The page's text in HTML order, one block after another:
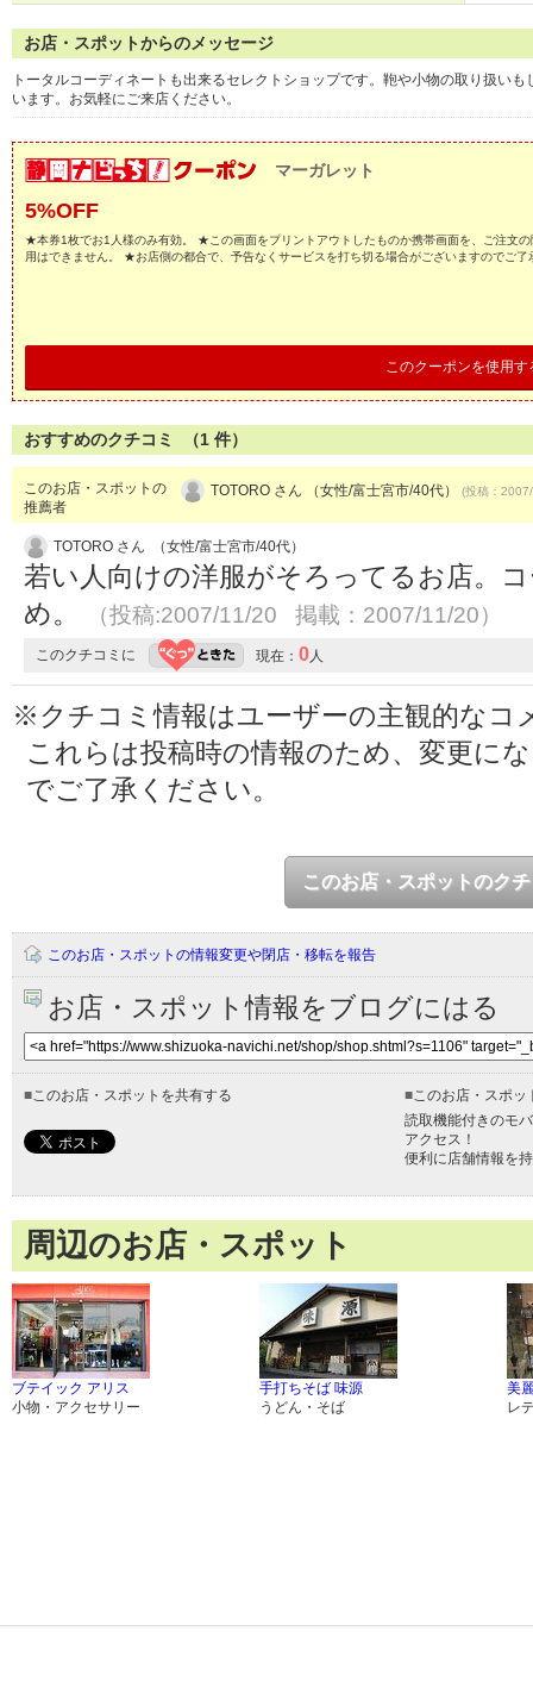
お店・スポットからのメッセージ
トータルコーディネートも出来るセレクトショップです。鞄や小物の取り扱い
います。お気軽にご来店ください。
マーガレット
5%OFF
★本券1枚でお1人様のみ有効。 ★この画面をプリントアウトしたものか携帯画面を、ご注文
用はできません。 ★お店側の都合で、予告なくサービスを打ち切る場合がございますのでご了
このクーポンを使用す
おすすめのクチコミ （1 件）
このお店・スポットの
推薦者
TOTORO さん （女性/富士宮市/40代） (投稿：
TOTORO さん （女性/富士宮市/40代）
若い人向けの洋服がそろってるお店。
め。
（投稿:2007/11/20 掲載：2007/11/20）
このクチコミに 現在： 0人
※クチコミ情報はユーザーの主観的なコ
これらは投稿時の情報のため、変更に
でご了承ください。
このお店・スポットのク
このお店・スポットの情報変更や閉店・移転を報告
お店・スポット情報をブログにはる
■このお店・スポットを共有する ■このお店・スポッ
読取機能付きのモ
アクセス！
便利に店舗情報を
周辺のお店・スポット
ブテイック アリス
小物・アクセサリー
手打ちそば 味源
うどん・そば
美
レ